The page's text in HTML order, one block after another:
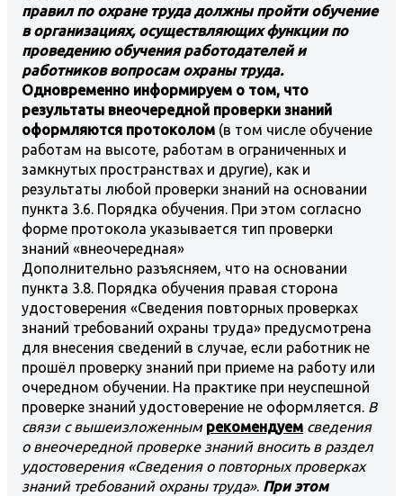
правил по охране труда должны пройти обучение
в организациях, осуществляющих функции по
проведению обучения работодателей и
работников вопросам охраны труда.
Одновременно информируем о том, что
результаты внеочередной проверки знаний
оформляются протоколом (в том числе обучение
работам на высоте, работам в ограниченных и
замкнутых пространствах и другие), как и
результаты любой проверки знаний на основании
пункта 3.6. Порядка обучения. При этом согласно
форме протокола указывается тип проверки
знаний «внеочередная»
Дополнительно разъясняем, что на основании
пункта 3.8. Порядка обучения правая сторона
удостоверения «Сведения повторных проверках
знаний требований охраны труда» предусмотрена
для внесения сведений в случае, если работник не
прошёл проверку знаний при приеме на работу или
очередном обучении. На практике при неуспешной
проверке знаний удостоверение не оформляется. В
связи с вышеизложенным рекомендуем сведения
о внеочередной проверке знаний вносить в раздел
удостоверения «Сведения о повторных проверках
знаний требований охраны труда». При этом